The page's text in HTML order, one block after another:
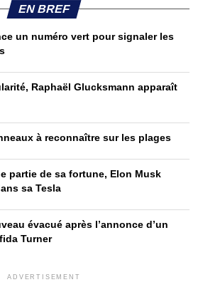
EN BREF
un numéro vert pour signaler les
Raphaël Glucksmann apparaît
à reconnaître sur les plages
partie de sa fortune, Elon Musk
sa Tesla
évacué après l’annonce d’un
Turner
ADVERTISEMENT